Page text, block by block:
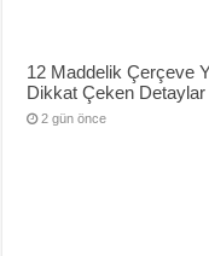
12 Maddelik Çerçeve
Dikkat Çeken Detaylar
2 gün önce